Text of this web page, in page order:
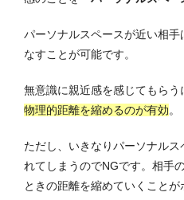
パーソナルスペースが近い相
なすことが可能です。
無意識に親近感を感じてもらう
物理的距離を縮めるのが有効。
ただし、いきなりパーソナル
れてしまうのでNGです。 相手
ときの距離を縮めていくことが